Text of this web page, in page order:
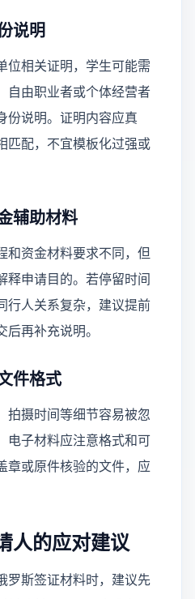
说明
位相关证明，学生可能需
自由职业者或个体经营者
份说明。证明内容应真
匹配，不宜模板化过强或
辅助材料
和资金材料要求不同，但
释申请目的。若停留时间
行人关系复杂，建议提前
再补充说明。
件格式
拍摄时间等细节容易被忽
电子材料应注意格式和可
章或原件核验的文件，应
人的应对建议
罗斯签证材料时，建议先